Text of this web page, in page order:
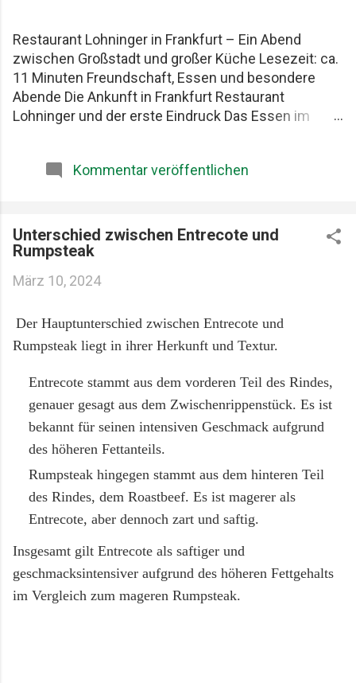
Restaurant Lohninger in Frankfurt – Ein Abend
zwischen Großstadt und großer Küche Lesezeit: ca.
11 Minuten Freundschaft, Essen und besondere
Abende Die Ankunft in Frankfurt Restaurant
Lohninger und der erste Eindruck Das Essen im
Restaurant Lohninger Fazit Das Restaurant
begann schon früher. Am Karlsruher Hauptbahnhof.
Mit drei Männern, die Essen ernst nehmen, aber sich
seit Jahren dieselbe Schwäche: gute Restaurants,
länger im Kopf bleiben als jede Rechnung. Felix, Ich ,
Mario Lohninger und Patrick: Best Friends
achten darauf, dass unsere gemeinsamen
Restaurantbesuche etwas Besonderes bleiben.
Keine beliebigen Reservierungen ...
Kommentar veröffentlichen
Unterschied zwischen Entrecote und
Rumpsteak
März 10, 2024
Der Hauptunterschied zwischen Entrecote und
Rumpsteak liegt in ihrer Herkunft und Textur.
Entrecote stammt aus dem vorderen Teil des Rindes,
genauer gesagt aus dem Zwischenrippenstück. Es ist
bekannt für seinen intensiven Geschmack aufgrund
des höheren Fettanteils.
Rumpsteak hingegen stammt aus dem hinteren Teil
des Rindes, dem Roastbeef. Es ist magerer als
Entrecote, aber dennoch zart und saftig.
Insgesamt gilt Entrecote als saftiger und
geschmacksintensiver aufgrund des höheren Fettgehalts
im Vergleich zum mageren Rumpsteak.